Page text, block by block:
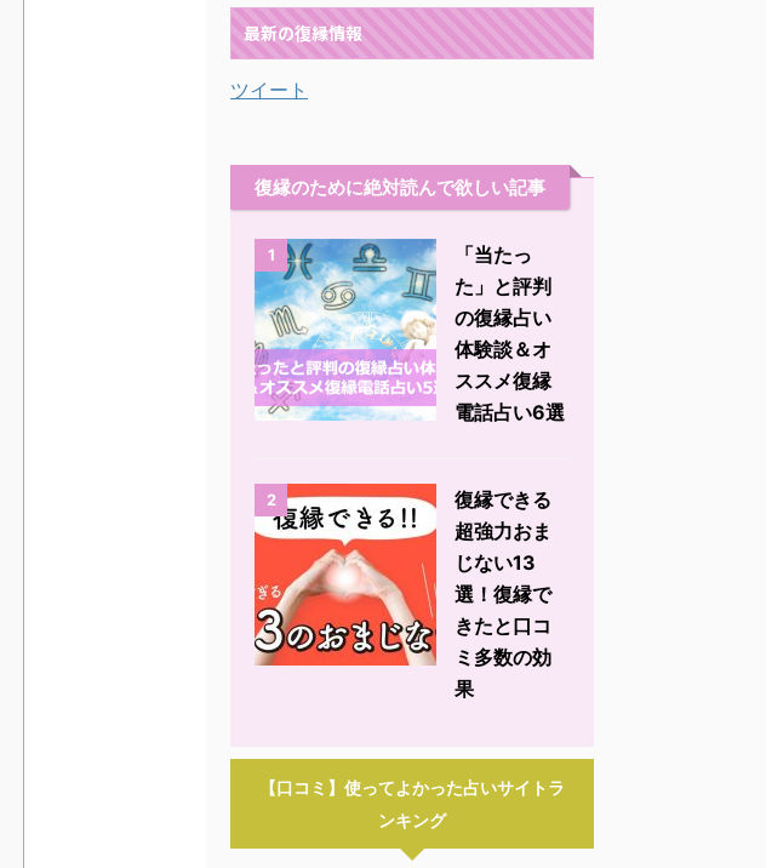
最新の復縁情報
ツイート
復縁のために絶対読んで欲しい記事
1
「当たっ
た」と評判
の復縁占い
体験談＆オ
ススメ復縁
電話占い6選
2
復縁できる
超強力おま
じない13
選！復縁で
きたと口コ
ミ多数の効
果
【口コミ】使ってよかった占いサイトラ
ンキング